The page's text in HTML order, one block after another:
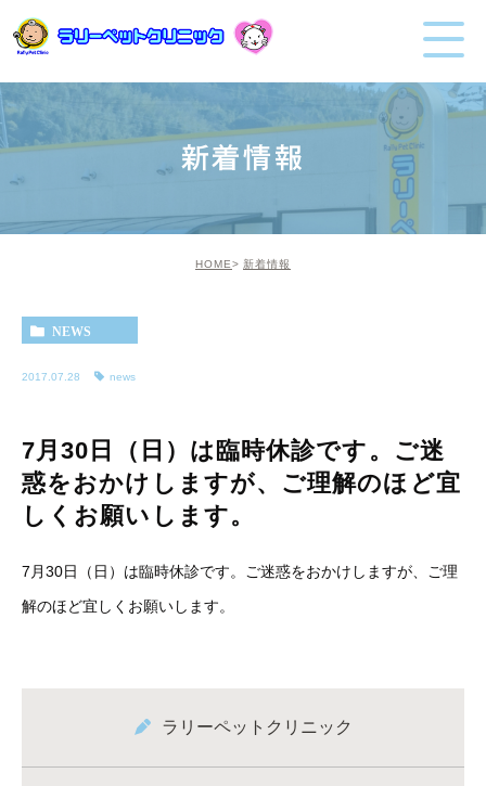
新着情報
HOME 新着情報
NEWS
2017.07.28 news
7月30日（日）は臨時休診です。ご迷
惑をおかけしますが、ご理解のほど宜
しくお願いします。
7月30日（日）は臨時休診です。ご迷惑をおかけしますが、ご理
解のほど宜しくお願いします。
ラリーペットクリニック